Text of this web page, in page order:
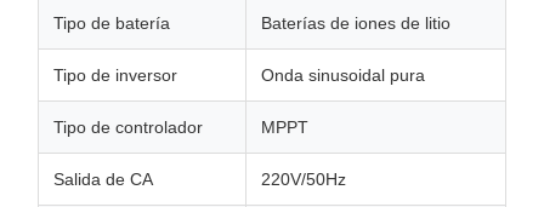
Tipo de batería Baterías de iones de litio
Tipo de inversor Onda sinusoidal pura
Tipo de controlador MPPT
Salida de CA 220V/50Hz